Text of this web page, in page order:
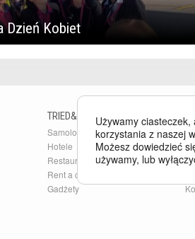
Dzień Kobiet
TRIED&TESTED
Samoloty
Hotele
Restauracje
Rent a car
Gadżety
Używamy
korzystania z naszej
Możesz dowiedzieć
używamy, lub